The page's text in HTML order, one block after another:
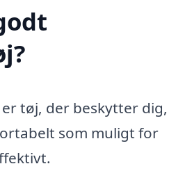
tøj, der beskytter dig,
som muligt for